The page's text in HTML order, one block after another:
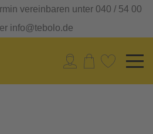
vereinbaren unter 040 / 54 00
info@tebolo.de